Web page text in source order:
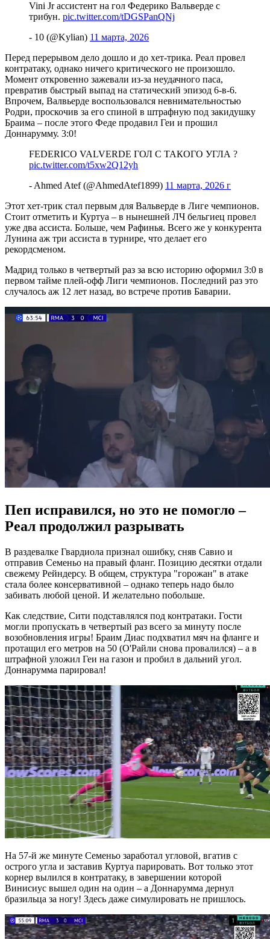
Vini Jr ассистент на гол Федерико Вальверде с
трибун. pic.twitter.com/tDGSPanQNj
- 10 (@Kylian) 11 марта, 2026
Перед перерывом дело дошло и до хет-трика. Реал провел
контратаку, однако ничего критического не произошло.
Момент откровенно зажевали из-за неудачного паса,
превратив быстрый выпад на статический эпизод 6-в-6.
Впрочем, Валвьерде воспользовался невнимательностью
Родри, проскочив за его спиной в штрафную под закидушку
Браима – после этого Феде продавил Геи и прошил
Доннарумму. 3:0!
FEDERICO VALVERDE ГОЛ С ТАКОГО УГЛА ?
pic.twitter.com/t5xw2Q12yh
- Ahmed Atef (@AhmedAtef1899) 11 марта, 2026 г
Этот хет-трик стал первым для Вальверде в Лиге чемпионов.
Стоит отметить и Куртуа – в нынешней ЛЧ бельгиец провел
уже два ассиста. Больше, чем Рафинья. Всего же у конкурента
Лунина аж три ассиста в турнире, что делает его
рекордсменом.
Мадрид только в четвертый раз за всю историю оформил 3:0 в
первом тайме плей-офф Лиги чемпионов. Последний раз это
случалось аж 12 лет назад, во встрече против Баварии.
Пеп исправился, но это не помогло –
Реал продолжил разрывать
В раздевалке Гвардиола признал ошибку, сняв Савио и
отправив Семеньо на правый фланг. Позицию десятки отдали
свежему Рейндерсу. В общем, структура "горожан" в атаке
стала более консервативной – однако теперь надо было
забивать любой ценой. И желательно побольше.
Как следствие, Сити подставлялся под контратаки. Гости
могли пропускать в четвертый раз всего за минуту после
возобновления игры! Браим Диас подхватил мяч на фланге и
протащил его метров на 50 (О'Райли снова провалился) – а в
штрафной уложил Геи на газон и пробил в дальний угол.
Доннарумма парировал!
На 57-й же минуте Семеньо заработал угловой, вгатив с
острого угла и заставив Куртуа парировать. Вот только этот
корнер вылился в контратаку, в завершении которой
Винисиус вышел один на один – а Доннарумма дернул
бразильца за ногу! Здесь даже симулировать не пришлось.